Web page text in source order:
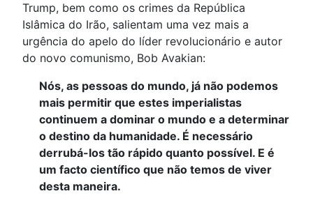
Trump, bem como os crimes da República
Islâmica do Irão, salientam uma vez mais a
urgência do apelo do líder revolucionário e autor
do novo comunismo, Bob Avakian:
Nós, as pessoas do mundo, já não podemos
mais permitir que estes imperialistas
continuem a dominar o mundo e a determinar
o destino da humanidade. É necessário
derrubá-los tão rápido quanto possível. E é
um facto científico que não temos de viver
desta maneira.